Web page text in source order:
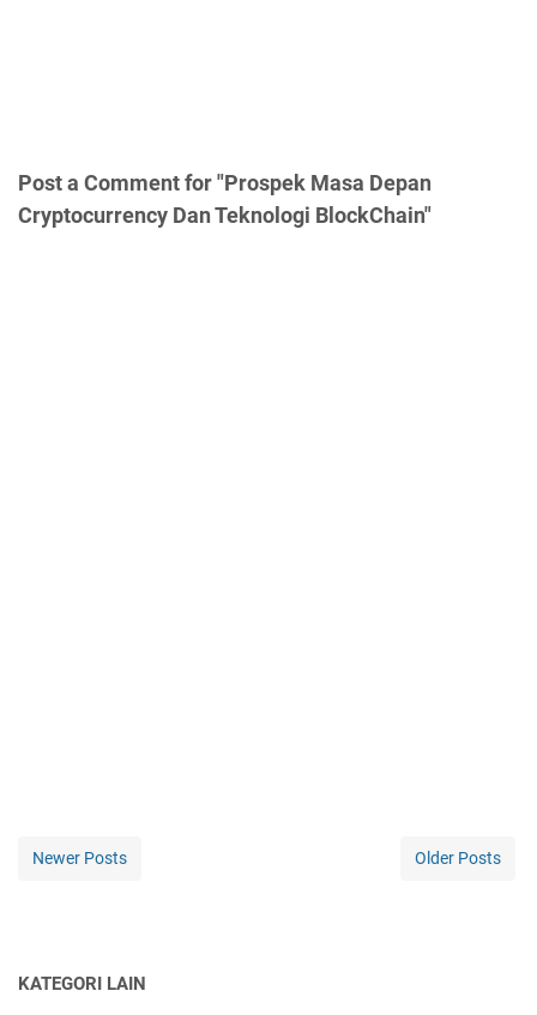
Post a Comment for "Prospek Masa Depan
Cryptocurrency Dan Teknologi BlockChain"
Newer Posts Older Posts
KATEGORI LAIN